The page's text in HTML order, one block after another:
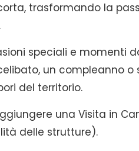
trasformando la
speciali e momenti
un compleanno
del territorio.
una Visita in
delle strutture).